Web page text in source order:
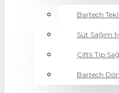
Bartech
Süt Sağım
Çiftli Tip
Bartech